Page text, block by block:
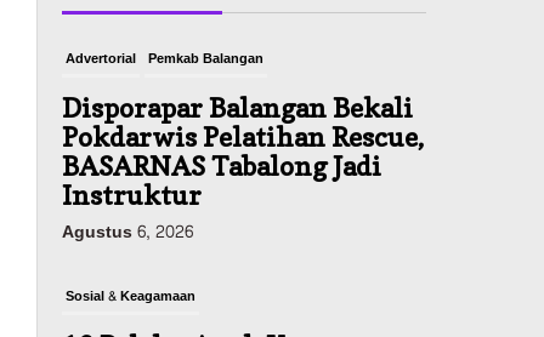
Advertorial Pemkab Balangan
Disporapar Balangan Bekali
Pokdarwis Pelatihan Rescue,
BASARNAS Tabalong Jadi
Instruktur
Agustus 6, 2026
Sosial & Keagamaan